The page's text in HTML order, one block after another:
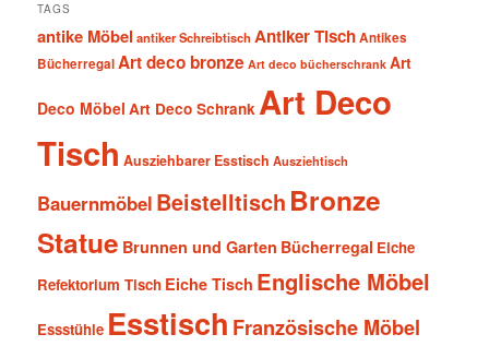
TAGS
antike Möbel antiker Schreibtisch Antiker TischAntikes
BücherregalArt deco bronze Art deco bücherschrank Art
Deco Möbel Art Deco Schrank Art Deco
Tisch Ausziehbarer Esstisch Ausziehtisch
Bauernmöbel Beistelltisch Bronze
Statue Brunnen und Garten Bücherregal Eiche
Refektorium Tisch Eiche Tisch Englische Möbel
Essstühle Esstisch Französische Möbel